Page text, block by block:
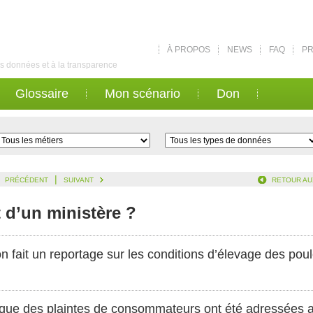
données et à la transparence
À PROPOS NEWS FAQ
Glossaire Mon scénario Don
PRÉCÉDENT | SUIVANT RETOUR
ministère ?
fait un reportage sur les conditions d’élevage des
des plaintes de consommateurs ont été adressées